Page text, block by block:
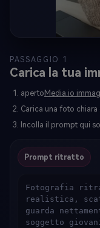
PASSAGGIO 1
Carica la tua
aperto Media.io
Carica una foto
Incolla il prompt qui
Prompt ritratto
Fotografia
realistica,
guarda
soggetto